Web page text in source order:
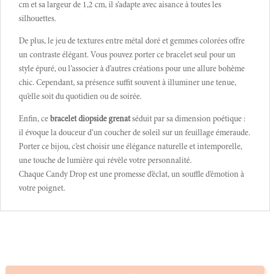
cm et sa largeur de 1,2 cm, il s’adapte avec aisance à toutes les
silhouettes.
De plus, le jeu de textures entre métal doré et gemmes colorées offre
un contraste élégant. Vous pouvez porter ce bracelet seul pour un
style épuré, ou l’associer à d’autres créations pour une allure bohème
chic. Cependant, sa présence suffit souvent à illuminer une tenue,
qu’elle soit du quotidien ou de soirée.
Enfin, ce bracelet diopside grenatséduit par sa dimension poétique :
il évoque la douceur d’un coucher de soleil sur un feuillage émeraude.
Porter ce bijou, c’est choisir une élégance naturelle et intemporelle,
une touche de lumière qui révèle votre personnalité.
Chaque Candy Drop est une promesse d’éclat, un souffle d’émotion à
votre poignet.